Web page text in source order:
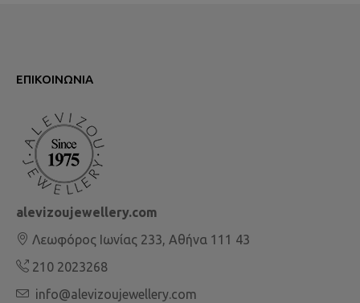
ΕΠΙΚΟΙΝΩΝΊΑ
alevizoujewellery.com
Λεωφόρος Ιωνίας 233, Αθήνα 111 43
210 2023268
info@alevizoujewellery.com